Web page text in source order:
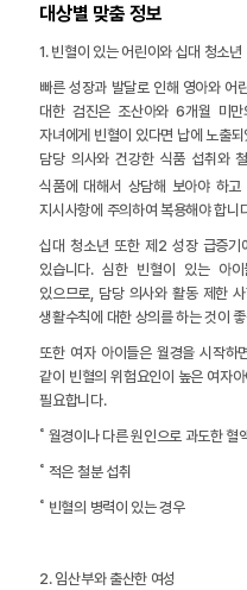
대상별 맞춤 정보
1. 빈혈이 있는 어린이와 십대 청소년
빠른 성장과 발달로 인해 영아와 어
대한 검진은 조산아와 6개월 미
자녀에게 빈혈이 있다면 납에 노출
담당 의사와 건강한 식품 섭취와
식품에 대해서 상담해 보아야 하
지시사항에 주의하여 복용해야 합니
십대 청소년 또한 제2 성장 급증기
있습니다. 심한 빈혈이 있는 아
있으므로, 담당 의사와 활동 제한
생활수칙에 대한 상의를 하는 것이
또한 여자 아이들은 월경을 시작하
같이 빈혈의 위험요인이 높은 여자
필요합니다.
˚ 월경이나 다른 원인으로 과도한 혈
˚ 적은 철분 섭취
˚ 빈혈의 병력이 있는 경우
2. 임산부와 출산한 여성